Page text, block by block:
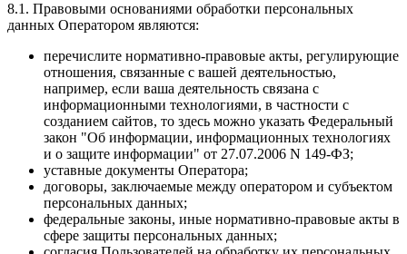
8.1. Правовыми основаниями обработки персональных
данных Оператором являются:
перечислите нормативно-правовые акты, регулирующие
отношения, связанные с вашей деятельностью,
например, если ваша деятельность связана с
информационными технологиями, в частности с
созданием сайтов, то здесь можно указать Федеральный
закон "Об информации, информационных технологиях
и о защите информации" от 27.07.2006 N 149-ФЗ;
уставные документы Оператора;
договоры, заключаемые между оператором и субъектом
персональных данных;
федеральные законы, иные нормативно-правовые акты в
сфере защиты персональных данных;